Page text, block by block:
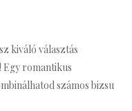
kiváló választás
romantikus
számos bizsu